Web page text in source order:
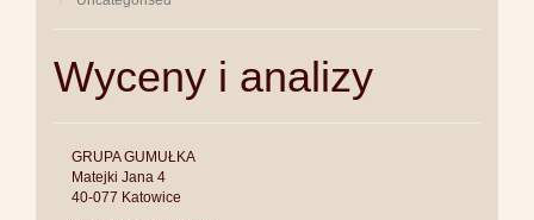
Wyceny i analizy
GRUPA GUMUŁKA
Matejki Jana 4
40-077 Katowice